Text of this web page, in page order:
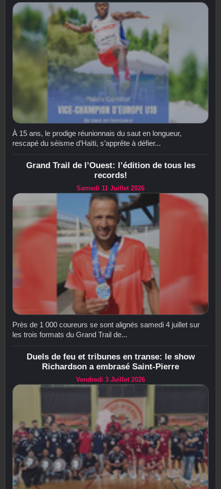
À 15 ans, le prodige réunionnais du saut en longueur,
rescapé du séisme d’Haïti, s’apprête à défier...
Grand Trail de l’Ouest: l’édition de tous les
records!
Samedi 11 Juillet 2026
Près de 1 000 coureurs se sont alignés samedi 4 juillet sur
les trois formats du Grand Trail de...
Duels de feu et tribunes en transe: le show
Richardson a embrasé Saint-Pierre
Vendredi 3 Juillet 2026